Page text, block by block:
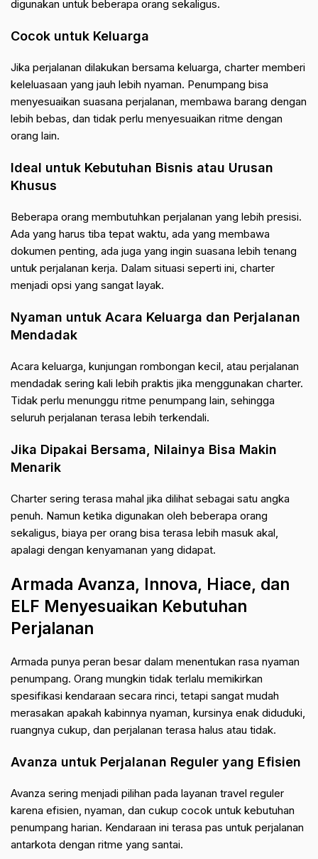
digunakan untuk beberapa orang sekaligus.
Cocok untuk Keluarga
Jika perjalanan dilakukan bersama keluarga, charter memberi
keleluasaan yang jauh lebih nyaman. Penumpang bisa
menyesuaikan suasana perjalanan, membawa barang dengan
lebih bebas, dan tidak perlu menyesuaikan ritme dengan
orang lain.
Ideal untuk Kebutuhan Bisnis atau Urusan
Khusus
Beberapa orang membutuhkan perjalanan yang lebih presisi.
Ada yang harus tiba tepat waktu, ada yang membawa
dokumen penting, ada juga yang ingin suasana lebih tenang
untuk perjalanan kerja. Dalam situasi seperti ini, charter
menjadi opsi yang sangat layak.
Nyaman untuk Acara Keluarga dan Perjalanan
Mendadak
Acara keluarga, kunjungan rombongan kecil, atau perjalanan
mendadak sering kali lebih praktis jika menggunakan charter.
Tidak perlu menunggu ritme penumpang lain, sehingga
seluruh perjalanan terasa lebih terkendali.
Jika Dipakai Bersama, Nilainya Bisa Makin
Menarik
Charter sering terasa mahal jika dilihat sebagai satu angka
penuh. Namun ketika digunakan oleh beberapa orang
sekaligus, biaya per orang bisa terasa lebih masuk akal,
apalagi dengan kenyamanan yang didapat.
Armada Avanza, Innova, Hiace, dan
ELF Menyesuaikan Kebutuhan
Perjalanan
Armada punya peran besar dalam menentukan rasa nyaman
penumpang. Orang mungkin tidak terlalu memikirkan
spesifikasi kendaraan secara rinci, tetapi sangat mudah
merasakan apakah kabinnya nyaman, kursinya enak diduduki,
ruangnya cukup, dan perjalanan terasa halus atau tidak.
Avanza untuk Perjalanan Reguler yang Efisien
Avanza sering menjadi pilihan pada layanan travel reguler
karena efisien, nyaman, dan cukup cocok untuk kebutuhan
penumpang harian. Kendaraan ini terasa pas untuk perjalanan
antarkota dengan ritme yang santai.